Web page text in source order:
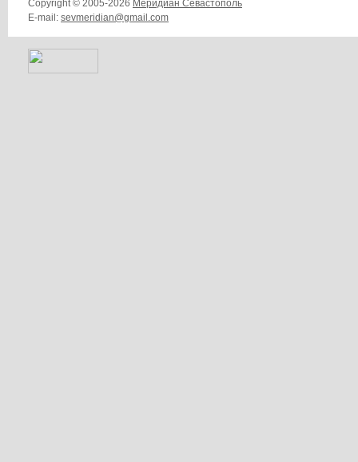
Copyright © 2005-2026 Меридиан Севастополь
E-mail: sevmeridian@gmail.com